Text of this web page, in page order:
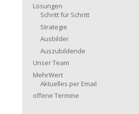
Lösungen
Schritt für Schritt
Strategie
Ausbilder
Auszubildende
Unser Team
MehrWert
Aktuelles per Email
offene Termine